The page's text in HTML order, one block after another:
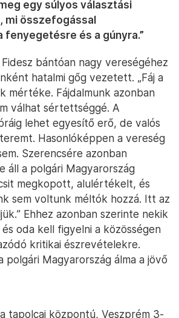
egy súlyos választási
mi összefogással
fenyegetésre és a gúnyra.”
bántóan nagy vereségéhez
hatalmi gőg vezetett. „Fáj a
mértéke. Fájdalmunk azonban
válhat sértettséggé. A
lehet egyesítő erő, de valós
Hasonlóképpen a vereség
Szerencsére azonban
áll a polgári Magyarország
megkopott, alulértékelt, és
sem voltunk méltók hozzá. Itt az
Ehhez azonban szerinte nekik
oda kell figyelni a közösségen
kritikai észrevételekre.
polgári Magyarország álma a jövő
tapolcai központú, Veszprém 3-